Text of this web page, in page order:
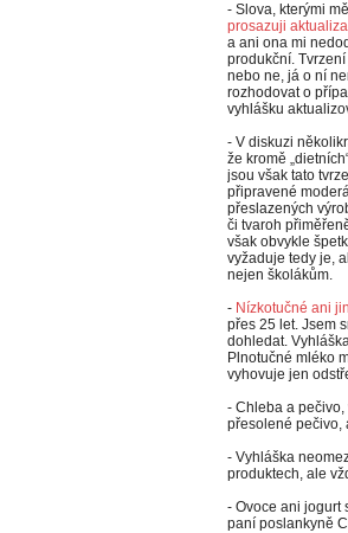
- Slova, kterými
prosazuji
a ani ona mi
produkční.
nebo ne, já o ní
rozhodovat o
vyhlášku
- V diskuzi
že kromě
jsou však tato
připravené
přeslazených
či tvaroh
však obvykle
vyžaduje tedy je,
nejen školákům.
- Nízkotučné ani
přes 25 let. Jsem
dohledat.
Plnotučné mléko
vyhovuje jen
- Chleba a
přesolené pečivo,
- Vyhláška
produktech, ale
- Ovoce ani jogurt
paní poslankyně